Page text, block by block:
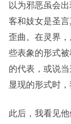
以为邪恶虽会
客和妓女是圣
歪曲。在灵界
些表象的形式
的代表，或说
显现的形式时
此后，我看见